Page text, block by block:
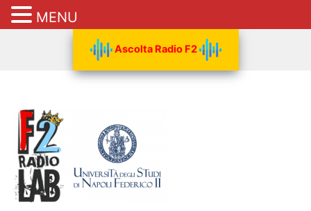
Ascolta Radio F2
MENU